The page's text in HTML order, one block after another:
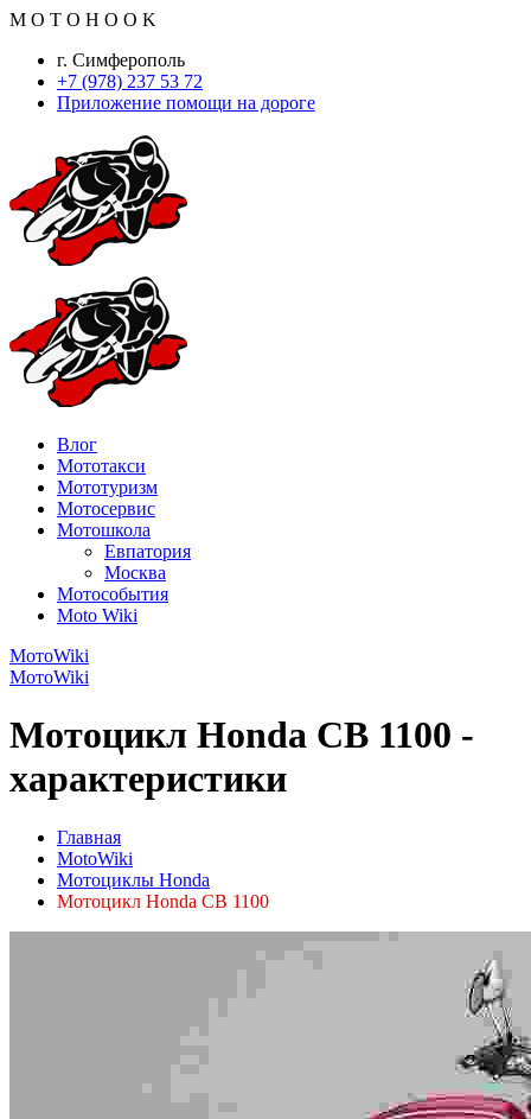
M O T O H O O K
г. Симферополь
+7 (978) 237 53 72
Приложение помощи на дороге
Влог
Мототакси
Мототуризм
Мотосервис
Мотошкола
Евпатория
Москва
Мотособытия
Moto Wiki
МотоWiki
МотоWiki
Мотоцикл Honda CB 1100 -
характеристики
Главная
MotoWiki
Мотоциклы Honda
Мотоцикл Honda CB 1100